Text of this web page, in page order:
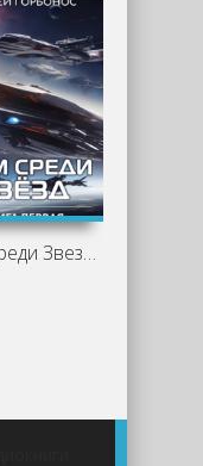
Дом Среди Звезд - Сергей (Toter)